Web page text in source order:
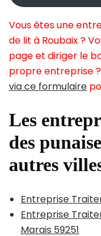
Vous êtes une
de lit à Roubaix ?
page et diriger le
propre entreprise ?
via ce formulaire
Les
des
autres
Entreprise
Entreprise
Marais 59251